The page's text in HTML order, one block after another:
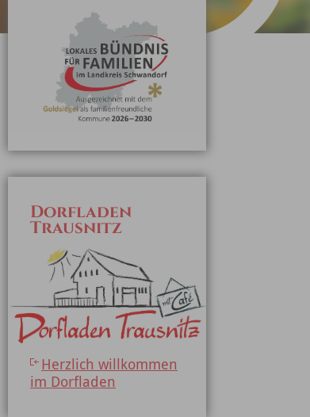
Dorfladen
Trausnitz
Herzlich willkommen
im Dorfladen